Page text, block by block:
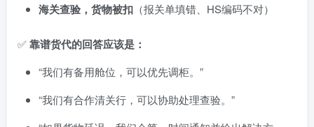
海关查验，货物被扣 （报关单填错、HS编码不对）
✅靠谱货代的回答应该是：
“我们有备用舱位，可以优先调柜。”
“我们有合作清关行，可以协助处理查验。”